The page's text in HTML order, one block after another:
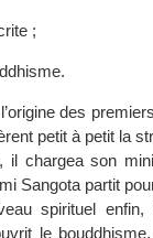
;
des
petit à petit la
il chargea son
Sangota partit
spirituel
le